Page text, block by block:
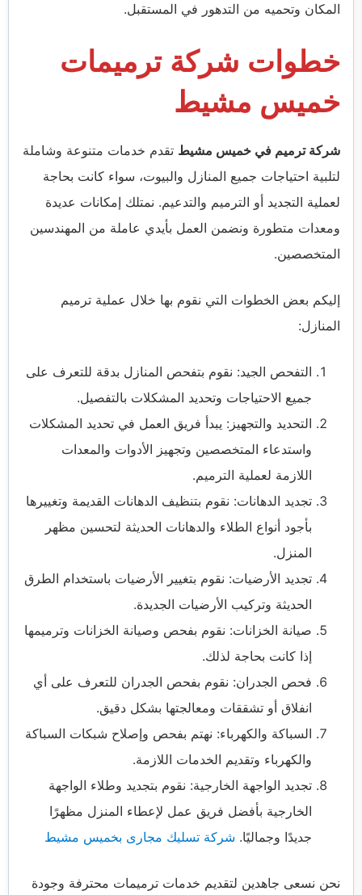
المكان وتحميه من التدهور في المستقبل.
خطوات شركة ترميمات
خميس مشيط
شركة ترميم في خميس مشيط تقدم خدمات متنوعة وشاملة
لتلبية احتياجات جميع المنازل والبيوت، سواء كانت بحاجة
لعملية التجديد أو الترميم والتدعيم. نمتلك إمكانات عديدة
ومعدات متطورة ونضمن العمل بأيدي عاملة من المهندسين
المتخصصين.
إليكم بعض الخطوات التي نقوم بها خلال عملية ترميم
المنازل:
التفحص الجيد: نقوم بتفحص المنازل بدقة للتعرف على
جميع الاحتياجات وتحديد المشكلات بالتفصيل.
التحديد والتجهيز: يبدأ فريق العمل في تحديد المشكلات
واستدعاء المتخصصين وتجهيز الأدوات والمعدات
اللازمة لعملية الترميم.
تجديد الدهانات: نقوم بتنظيف الدهانات القديمة وتغييرها
بأجود أنواع الطلاء والدهانات الحديثة لتحسين مظهر
المنزل.
تجديد الأرضيات: نقوم بتغيير الأرضيات باستخدام الطرق
الحديثة وتركيب الأرضيات الجديدة.
صيانة الخزانات: نقوم بفحص وصيانة الخزانات وترميمها
إذا كانت بحاجة لذلك.
فحص الجدران: نقوم بفحص الجدران للتعرف على أي
انفلاق أو تشققات ومعالجتها بشكل دقيق.
السباكة والكهرباء: نهتم بفحص وإصلاح شبكات السباكة
والكهرباء وتقديم الخدمات اللازمة.
تجديد الواجهة الخارجية: نقوم بتجديد وطلاء الواجهة
الخارجية بأفضل فريق عمل لإعطاء المنزل مظهرًا
جديدًا وجماليًا. شركة تسليك مجارى بخميس مشيط
نحن نسعى جاهدين لتقديم خدمات ترميمات محترفة وجودة